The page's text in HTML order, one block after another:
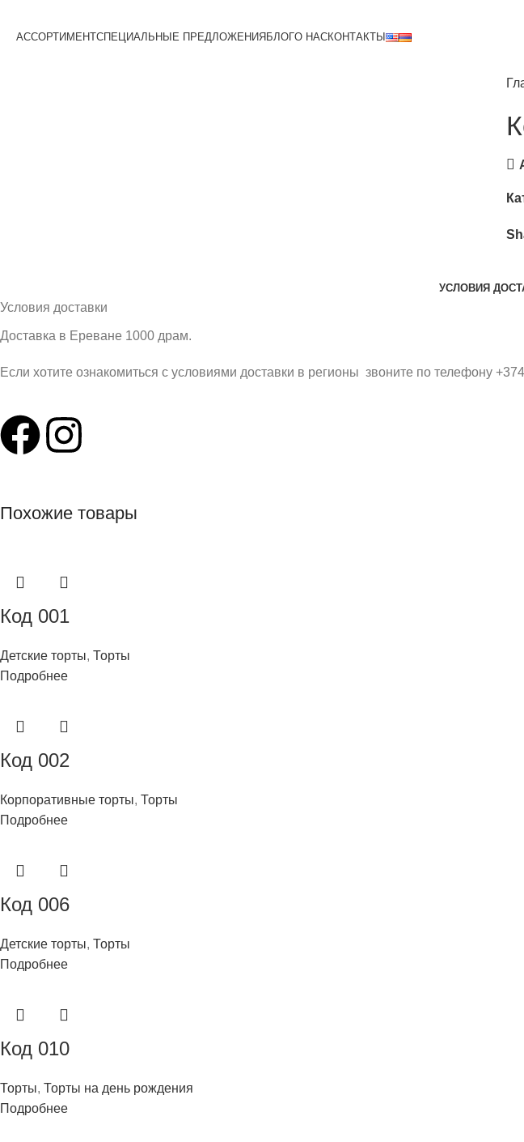
АССОРТИМЕНТСПЕЦИАЛЬНЫЕ ПРЕДЛОЖЕНИЯБЛОГО НАСКОНТАКТЫ
УСЛОВИЯ
Условия доставки
Доставка в Ереване 1000 драм.
Если хотите ознакомиться с условиями доставки в регионы звоните по телефону
Похожие товары
Код 001
Детские торты, Торты
Подробнее
Код 002
Корпоративные торты, Торты
Подробнее
Код 006
Детские торты, Торты
Подробнее
Код 010
Торты, Торты на день рождения
Подробнее